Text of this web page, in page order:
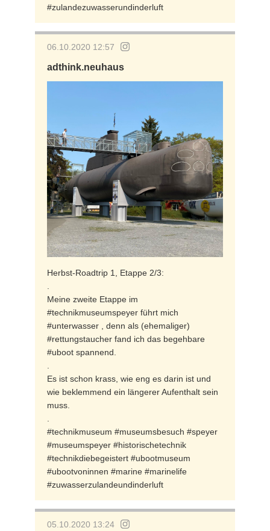
#zulandezuwasserundinderluft
06.10.2020 12:57
adthink.neuhaus
Herbst-Roadtrip 1, Etappe 2/3:
Meine zweite Etappe im
#technikmuseumspeyer führt mich
#unterwasser , denn als (ehemaliger)
#rettungstaucher fand ich das begehbare
#uboot spannend.
Es ist schon krass, wie eng es darin ist und
wie beklemmend ein längerer Aufenthalt sein
muss.
#technikmuseum #museumsbesuch #speyer
#museumspeyer #historischetechnik
#technikdiebegeistert #ubootmuseum
#ubootvoninnen #marine #marinelife
#zuwasserzulandeundinderluft
05.10.2020 13:24